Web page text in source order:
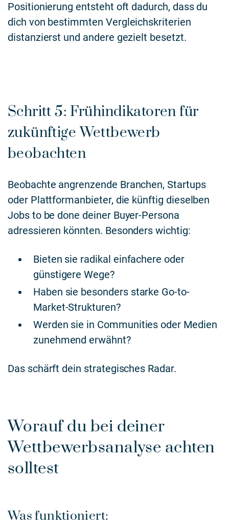
Positionierung entsteht oft dadurch, dass du
dich von bestimmten Vergleichskriterien
distanzierst und andere gezielt besetzt.
Schritt 5: Frühindikatoren für
zukünftige Wettbewerb
beobachten
Beobachte angrenzende Branchen, Startups
oder Plattformanbieter, die künftig dieselben
Jobs to be done deiner Buyer-Persona
adressieren könnten. Besonders wichtig:
Bieten sie radikal einfachere oder
günstigere Wege?
Haben sie besonders starke Go-to-
Market-Strukturen?
Werden sie in Communities oder Medien
zunehmend erwähnt?
Das schärft dein strategisches Radar.
Worauf du bei deiner
Wettbewerbsanalyse achten
solltest
Was funktioniert: